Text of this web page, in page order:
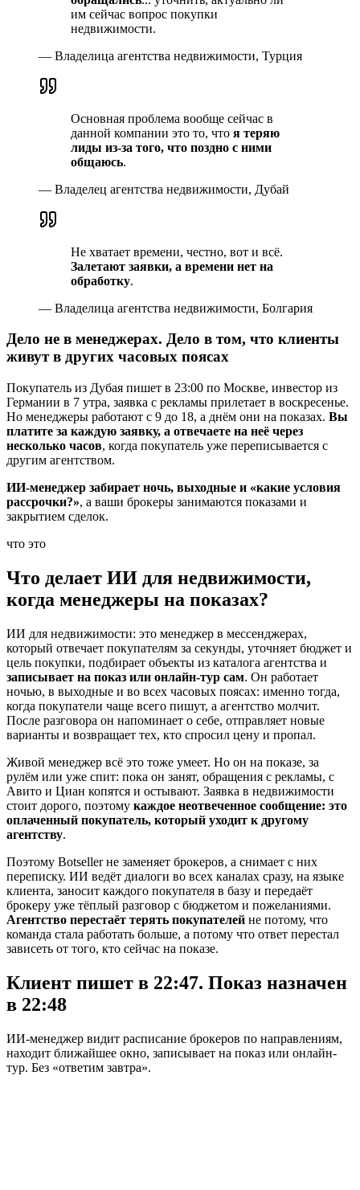
им сейчас вопрос покупки
недвижимости.
— Владелица агентства недвижимости, Турция
Основная проблема вообще сейчас в
данной компании это то, что я теряю
лиды из-за того, что поздно с ними
общаюсь.
— Владелец агентства недвижимости, Дубай
Не хватает времени, честно, вот и всё.
Залетают заявки, а времени нет на
обработку.
— Владелица агентства недвижимости, Болгария
Дело не в менеджерах. Дело в том, что клиенты
живут в других часовых поясах
Покупатель из Дубая пишет в 23:00 по Москве, инвестор из
Германии в 7 утра, заявка с рекламы прилетает в воскресенье.
Но менеджеры работают с 9 до 18, а днём они на показах. Вы
платите за каждую заявку, а отвечаете на неё через
несколько часов, когда покупатель уже переписывается с
другим агентством.
ИИ-менеджер забирает ночь, выходные и «какие условия
рассрочки?», а ваши брокеры занимаются показами и
закрытием сделок.
что это
Что делает ИИ для недвижимости,
когда менеджеры на показах?
ИИ для недвижимости: это менеджер в мессенджерах,
который отвечает покупателям за секунды, уточняет бюджет и
цель покупки, подбирает объекты из каталога агентства и
записывает на показ или онлайн-тур сам. Он работает
ночью, в выходные и во всех часовых поясах: именно тогда,
когда покупатели чаще всего пишут, а агентство молчит.
После разговора он напоминает о себе, отправляет новые
варианты и возвращает тех, кто спросил цену и пропал.
Живой менеджер всё это тоже умеет. Но он на показе, за
рулём или уже спит: пока он занят, обращения с рекламы, с
Авито и Циан копятся и остывают. Заявка в недвижимости
стоит дорого, поэтому каждое неотвеченное сообщение: это
оплаченный покупатель, который уходит к другому
агентству.
Поэтому Botseller не заменяет брокеров, а снимает с них
переписку. ИИ ведёт диалоги во всех каналах сразу, на языке
клиента, заносит каждого покупателя в базу и передаёт
брокеру уже тёплый разговор с бюджетом и пожеланиями.
Агентство перестаёт терять покупателей не потому, что
команда стала работать больше, а потому что ответ перестал
зависеть от того, кто сейчас на показе.
Клиент пишет в 22:47. Показ назначен
в 22:48
ИИ-менеджер видит расписание брокеров по направлениям,
находит ближайшее окно, записывает на показ или онлайн-
тур. Без «ответим завтра».